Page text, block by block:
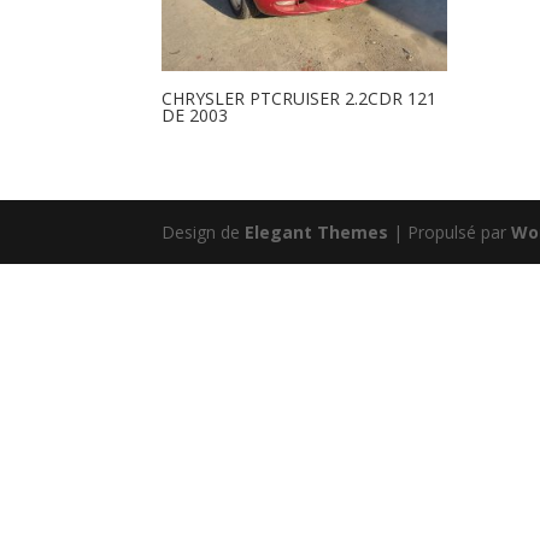
CHRYSLER PTCRUISER 2.2CDR 121
DE 2003
Design de Elegant Themes | Propulsé par